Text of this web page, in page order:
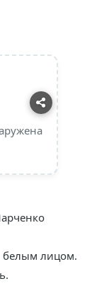
белым лицом.